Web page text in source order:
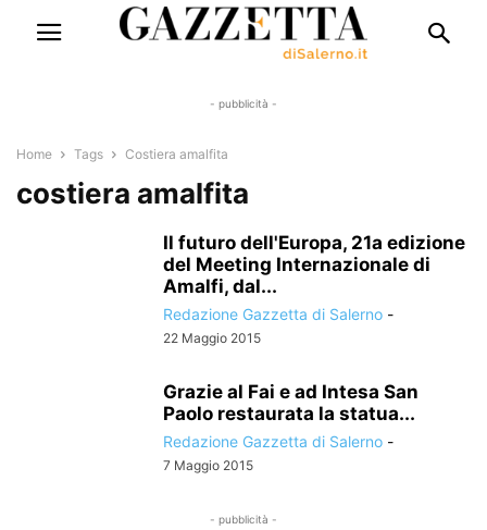
- pubblicità -
Home Tags Costiera amalfita
costiera amalfita
Il futuro dell'Europa, 21a edizione
del Meeting Internazionale di
Amalfi, dal...
Redazione Gazzetta di Salerno -
22 Maggio 2015
Grazie al Fai e ad Intesa San
Paolo restaurata la statua...
Redazione Gazzetta di Salerno -
7 Maggio 2015
- pubblicità -